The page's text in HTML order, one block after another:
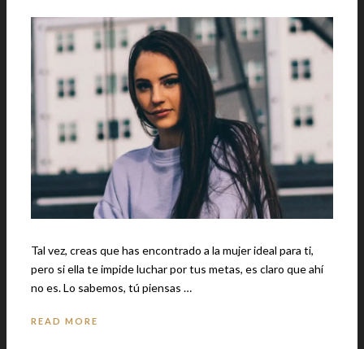
Tal vez, creas que has encontrado a la mujer ideal para ti,
pero si ella te impide luchar por tus metas, es claro que ahí
no es. Lo sabemos, tú piensas …
READ MORE